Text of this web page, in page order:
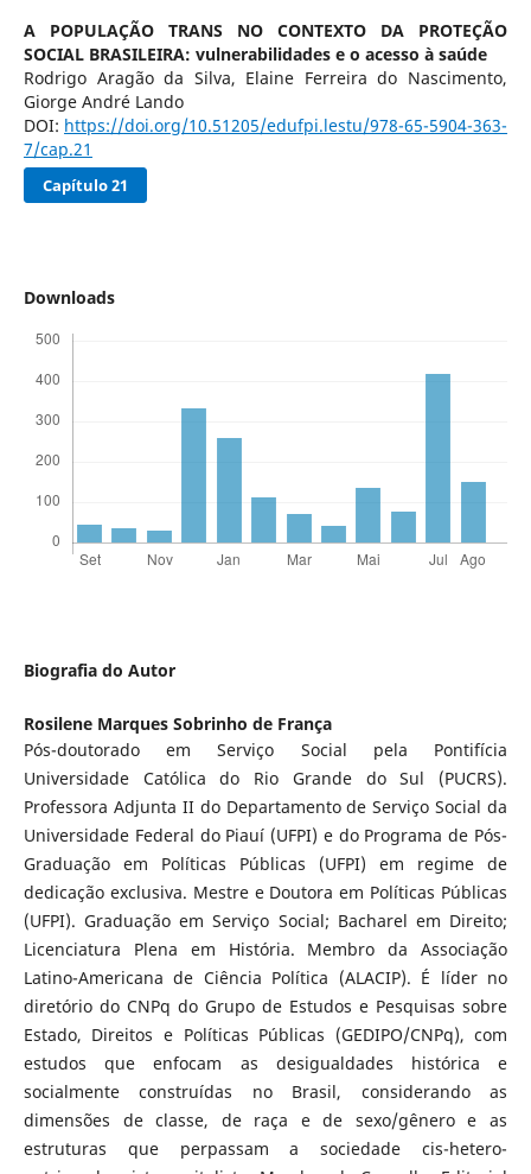
A POPULAÇÃO TRANS NO CONTEXTO DA PROTEÇÃO
SOCIAL BRASILEIRA: vulnerabilidades e o acesso à saúde
Rodrigo Aragão da Silva, Elaine Ferreira do Nascimento,
Giorge André Lando
DOI: https://doi.org/10.51205/edufpi.lestu/978-65-5904-363-
7/cap.21
Capítulo 21
Downloads
Biografia do Autor
Rosilene Marques Sobrinho de França
Pós-doutorado em Serviço Social pela Pontifícia
Universidade Católica do Rio Grande do Sul (PUCRS).
Professora Adjunta II do Departamento de Serviço Social da
Universidade Federal do Piauí (UFPI) e do Programa de Pós-
Graduação em Políticas Públicas (UFPI) em regime de
dedicação exclusiva. Mestre e Doutora em Políticas Públicas
(UFPI). Graduação em Serviço Social; Bacharel em Direito;
Licenciatura Plena em História. Membro da Associação
Latino-Americana de Ciência Política (ALACIP). É líder no
diretório do CNPq do Grupo de Estudos e Pesquisas sobre
Estado, Direitos e Políticas Públicas (GEDIPO/CNPq), com
estudos que enfocam as desigualdades histórica e
socialmente construídas no Brasil, considerando as
dimensões de classe, de raça e de sexo/gênero e as
estruturas que perpassam a sociedade cis-hetero-